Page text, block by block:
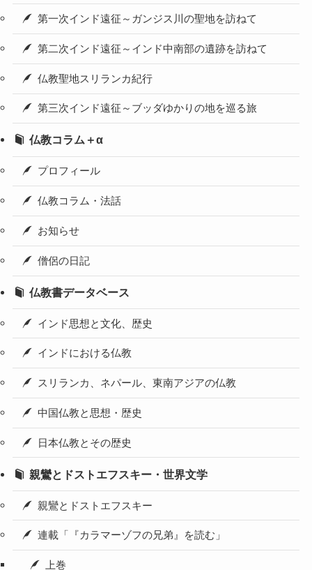
第一次インド遠征～ガンジス川の聖地を訪ねて
第二次インド遠征～インド中南部の遺跡を訪ねて
仏教聖地スリランカ紀行
第三次インド遠征～ブッダゆかりの地を巡る旅
仏教コラム＋α
プロフィール
仏教コラム・法話
お知らせ
僧侶の日記
仏教書データベース
インド思想と文化、歴史
インドにおける仏教
スリランカ、ネパール、東南アジアの仏教
中国仏教と思想・歴史
日本仏教とその歴史
親鸞とドストエフスキー・世界文学
親鸞とドストエフスキー
連載「『カラマーゾフの兄弟』を読む」
上巻